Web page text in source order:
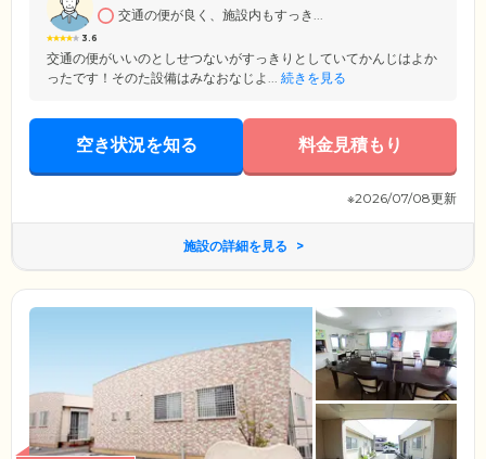
3.6
交通の便が良く、施設内もすっき...
交通の便がいいのとしせつないがすっきりとしていてかんじはよか
ったです！そのた設備はみなおなじよ... 続きを見る
空き状況を知る 料金見積もり
※2026/07/08更新
施設の詳細を見る